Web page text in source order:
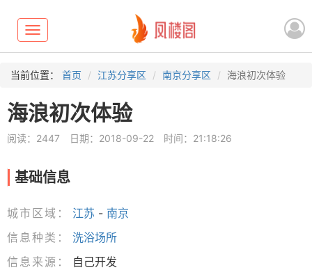
Toggle
navigation
当前位置： 首页 江苏分享区 南京分享区 海浪初次体验
海浪初次体验
阅读：2447 日期：2018-09-22 时间：21:18:26
基础信息
城市区域： 江苏 - 南京
信息种类：
洗浴场所
信息来源：
自己开发